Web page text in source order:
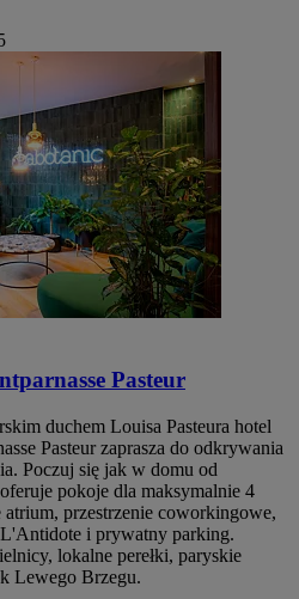
Pasteur
duchem Louisa Pasteura hotel
Pasteur zaprasza do odkrywania
Poczuj się jak w domu od
pokoje dla maksymalnie 4
atrium, przestrzenie coworkingowe,
i prywatny parking.
lokalne perełki, paryskie
Lewego Brzegu.